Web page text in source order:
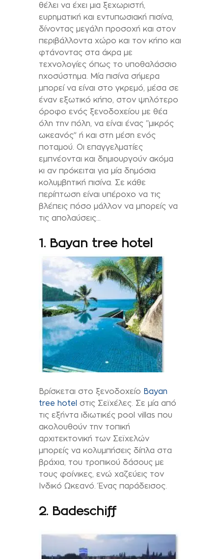
θέλει να έχει μια ξεχωριστή,
ευρηματική και εντυπωσιακή πισίνα,
δίνοντας μεγάλη προσοχή και στον
περιβάλλοντα χώρο και τον κήπο και
φτάνοντας στα άκρα με
τεχνολογίες όπως το υποθαλάσσιο
ηχοσύστημα. Μία πισίνα σήμερα
μπορεί να είναι στο γκρεμό, μέσα σε
έναν εξωτικό κήπο, στον ψηλότερο
όροφο ενός ξενοδοχείου με θέα
όλη την πόλη, να είναι ένας “μικρός
ωκεανός” ή και στη μέση ενός
ποταμού. Οι επαγγελματίες
εμπνέονται και δημιουργούν ακόμα
κι αν πρόκειται για μία δημόσια
κολυμβητική πισίνα. Σε κάθε
περίπτωση είναι υπέροχο να τις
βλέπεις πόσο μάλλον να μπορείς να
τις απολαύσεις…
1. Bayan tree hotel
Βρίσκεται στο ξενοδοχείο Bayan
tree hotel στις Σεϊχέλες. Σε μία από
τις εξήντα ιδιωτικές pool villas που
ακολουθούν την τοπική
αρχιτεκτονική των Σεϊχελών
μπορείς να κολυμπήσεις δίπλα στα
βράχια, του τροπικού δάσους με
τους φοίνικες, ενώ χαζεύεις τον
Ινδικό Ωκεανό. Ένας παράδεισος.
2. Badeschiff